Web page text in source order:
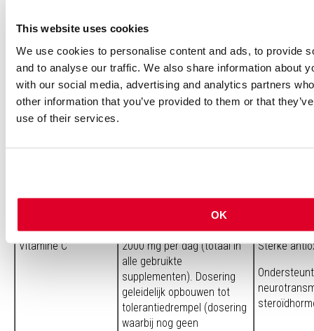
This website uses cookies
We use cookies to personalise content and ads, to provide
and to analyse our traffic. We also share information about
with our social media, advertising and analytics partners
other information that you’ve provided to them or that
use of their services.
OK
en de
Vitamine B5
250 – 1000 mg per dag
Gebruiken
Vitamine C
2000 mg per dag (totaal in
alle gebruikte
supplementen). Dosering
geleidelijk opbouwen tot
tolerantiedrempel (dosering
waarbij nog geen
Sterke